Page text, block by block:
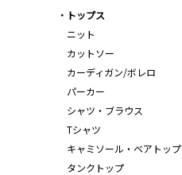
トップス
ニット
カットソー
カーディガン/ボレロ
パーカー
シャツ・ブラウス
Tシャツ
キャミソール・ベアトップ
タンクトップ